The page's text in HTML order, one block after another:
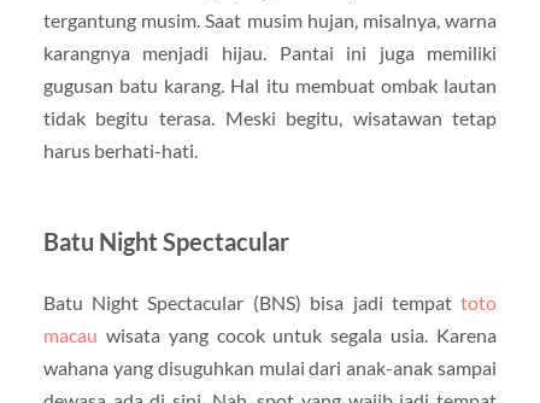
tergantung musim. Saat musim hujan, misalnya, warna
karangnya menjadi hijau. Pantai ini juga memiliki
gugusan batu karang. Hal itu membuat ombak lautan
tidak begitu terasa. Meski begitu, wisatawan tetap
harus berhati-hati.
Batu Night Spectacular
Batu Night Spectacular (BNS) bisa jadi tempattoto
macau wisata yang cocok untuk segala usia. Karena
wahana yang disuguhkan mulai dari anak-anak sampai